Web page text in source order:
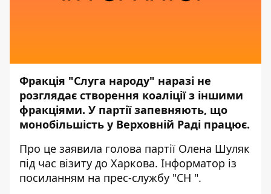
Фракція "Слуга народу" наразі не
розглядає створення коаліції з іншими
фракціями. У партії запевняють, що
монобільшість у Верховній Раді працює.
Про це заявила голова партії Олена Шуляк
під час візиту до Харкова. Інформатор із
посиланням на прес-службу "СН ".